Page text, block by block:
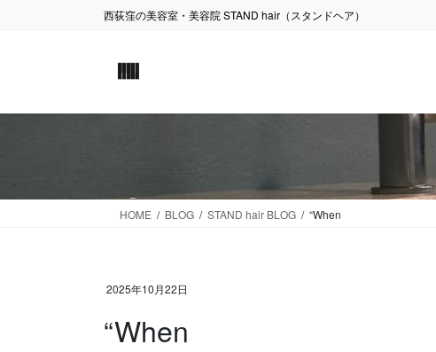
に
ョ
動
西荻窪の美容室・美容院 STAND hair（スタンドヘア）
HOME BLOG STAND hair BLOG “When
2025年10月22日
“When